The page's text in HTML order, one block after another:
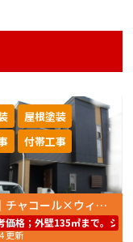
ン1000Si-IR69.8万円～（
明石市｜チャコール×ウィザードコッパーで魅せる外壁塗装＆屋根塗装
価格；外壁135㎡まで。シ
更新
屋根塗装
付帯工事